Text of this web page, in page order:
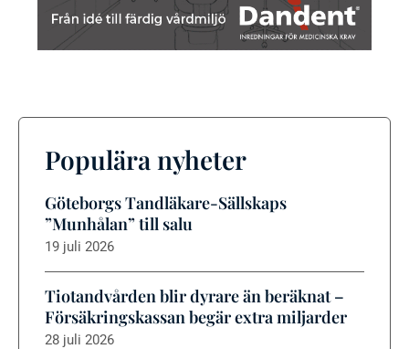
Populära nyheter
Göteborgs Tandläkare-Sällskaps
”Munhålan” till salu
19 juli 2026
Tiotandvården blir dyrare än beräknat –
Försäkringskassan begär extra miljarder
28 juli 2026